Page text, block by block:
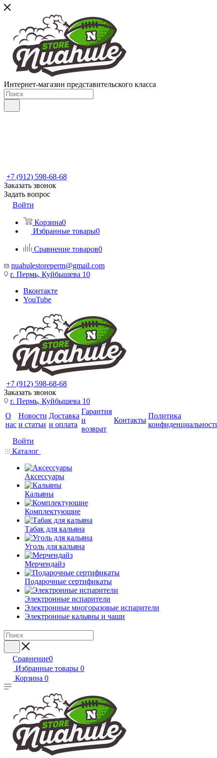
Интернет-магазин представительского класса
+7 (912) 598-68-68
Заказать звонок
Задать вопрос
Войти
Корзина0
Избранные товары0
Сравнение товаров0
nuahulestoreperm@gmail.com
г. Пермь, Куйбышева 10
Вконтакте
YouTube
+7 (912) 598-68-68
Заказать звонок
г. Пермь, Куйбышева 10
О
нас
Новости
и статьи
Доставка
и оплата
Гарантия
и
возврат
Контакты
Политика
Войти
Каталог
Аксессуары
Кальяны
Комплектующие
Табак для кальяна
Уголь для кальяна
Мерчендайз
Подарочные сертификаты
Электронные испарители
Электронные многоразовые испарители
Электронные кальяны и чаши
Сравнение0
Избранные товары 0
Корзина 0